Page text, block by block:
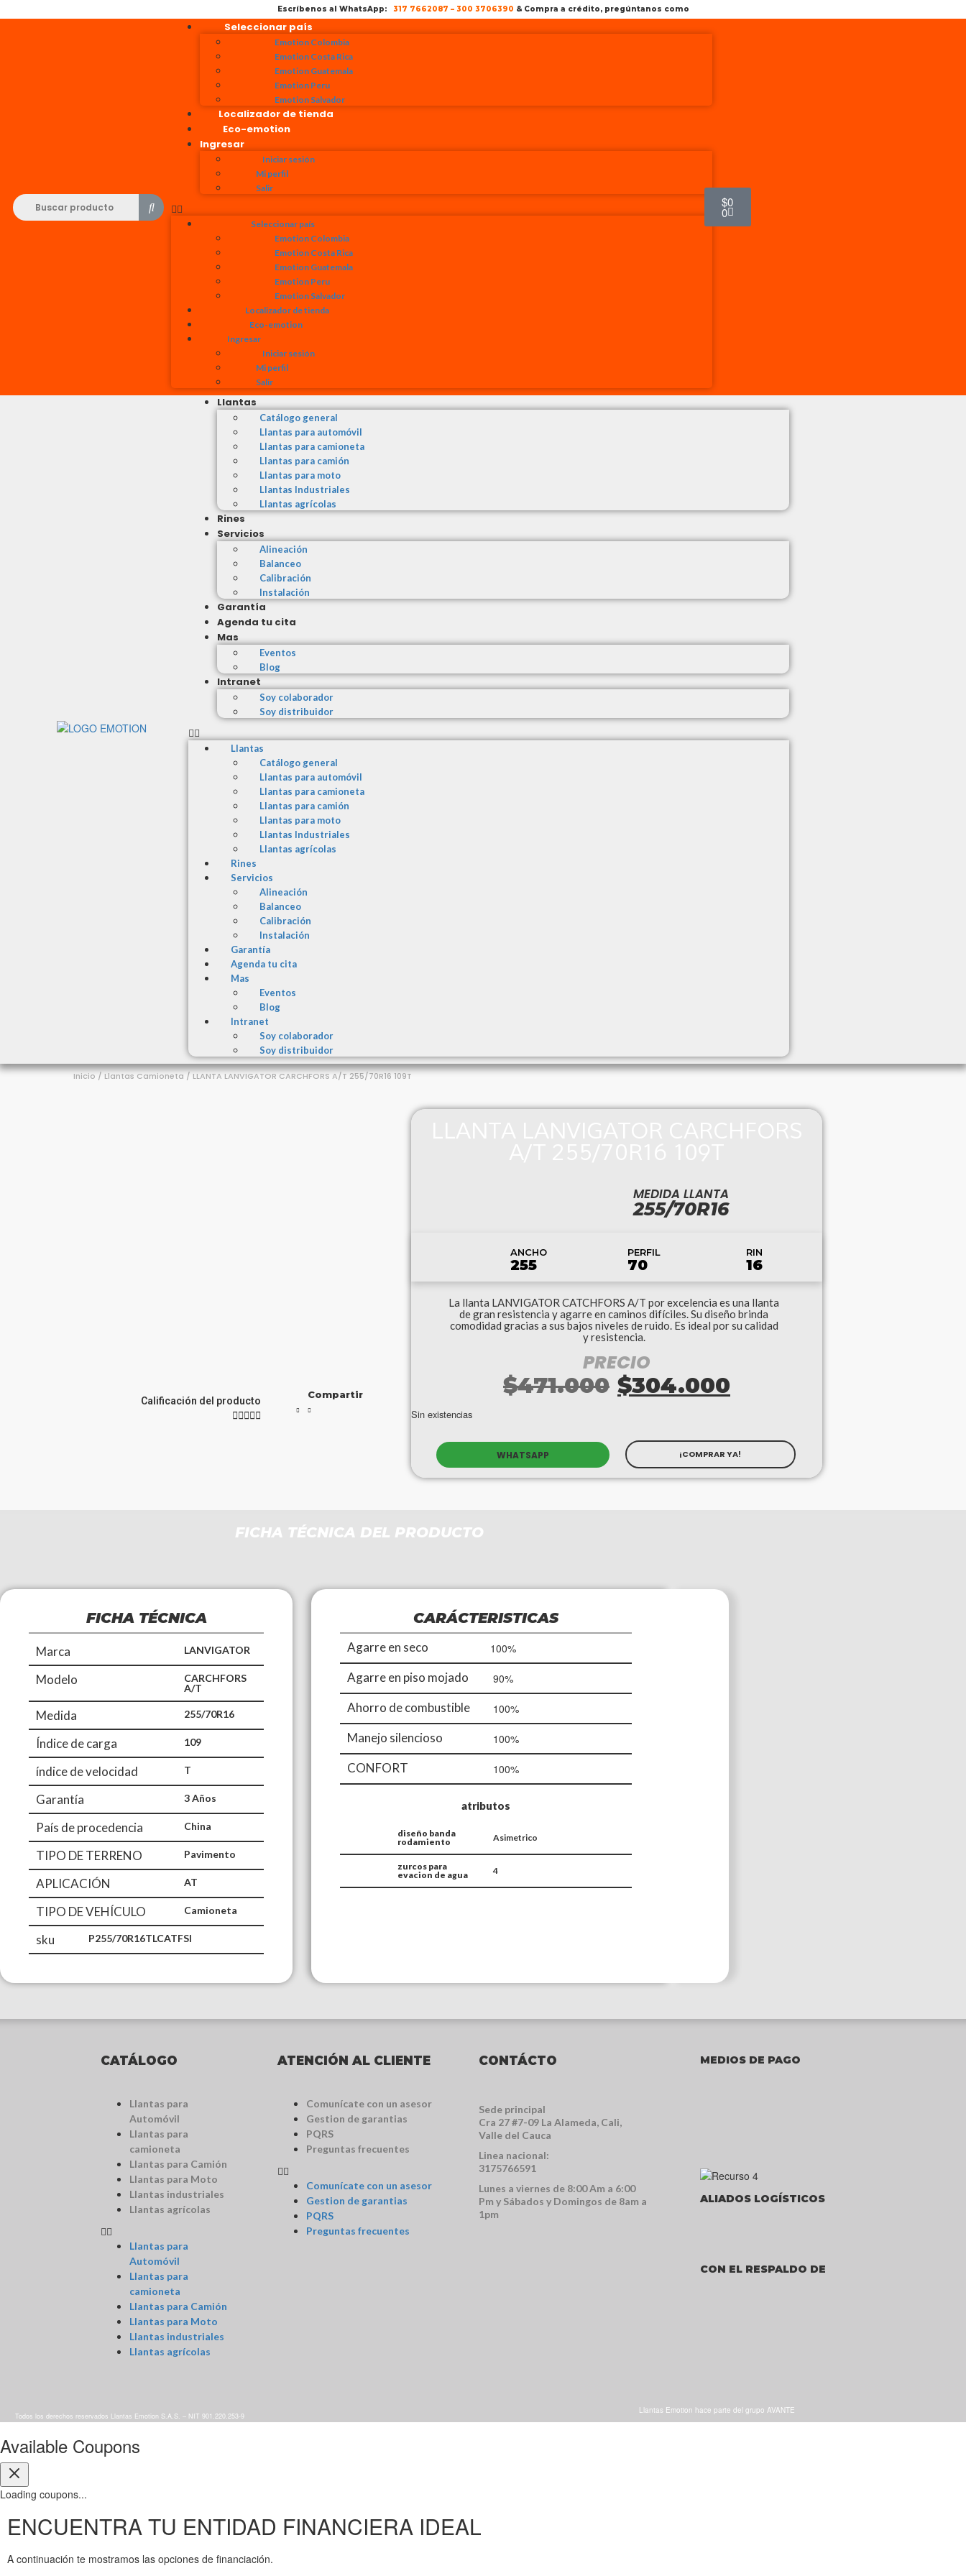
Escríbenos al WhatsApp: 317 7662087 – 300 3706390 & Compra a crédito, pregúntanos como
Seleccionar país
Emotion Colombia
Emotion Costa Rica
Emotion Guatemala
Emotion Peru
Emotion Salvador
Localizador de tienda
Eco-emotion
Ingresar
Iniciar sesión
Mi perfil
Salir
Seleccionar país
Emotion Colombia
Emotion Costa Rica
Emotion Guatemala
Emotion Peru
Emotion Salvador
Localizador de tienda
Eco-emotion
Ingresar
Iniciar sesión
Mi perfil
Salir
$0
0
Llantas
Catálogo general
Llantas para automóvil
Llantas para camioneta
Llantas para camión
Llantas para moto
Llantas Industriales
Llantas agrícolas
Rines
Servicios
Alineación
Balanceo
Calibración
Instalación
Garantía
Agenda tu cita
Mas
Eventos
Blog
Intranet
Soy colaborador
Soy distribuidor
Llantas
Catálogo general
Llantas para automóvil
Llantas para camioneta
Llantas para camión
Llantas para moto
Llantas Industriales
Llantas agrícolas
Rines
Servicios
Alineación
Balanceo
Calibración
Instalación
Garantía
Agenda tu cita
Mas
Eventos
Blog
Intranet
Soy colaborador
Soy distribuidor
Inicio / Llantas Camioneta / LLANTA LANVIGATOR CARCHFORS A/T 255/70R16 109T
Calificación del producto

Compartir
MEDIDA LLANTA
255/70R16
ANCHO
255
PERFIL
70
RIN
16
La llanta LANVIGATOR CATCHFORS A/T por excelencia es una llanta
de gran resistencia y agarre en caminos difíciles. Su diseño brinda
comodidad gracias a sus bajos niveles de ruido. Es ideal por su calidad
y resistencia.
PRECIO
$471.000 $304.000
Sin existencias
WHATSAPP ¡COMPRAR YA!
FICHA TÉCNICA DEL PRODUCTO
FICHA TÉCNICA
Marca LANVIGATOR
Modelo
CARCHFORS
A/T
Medida 255/70R16
Índice de carga 109
índice de velocidad T
Garantía 3 Años
País de procedencia China
TIPO DE TERRENO Pavimento
APLICACIÓN AT
TIPO DE VEHÍCULO Camioneta
sku P255/70R16TLCATFSI
CARÁCTERISTICAS
Agarre en seco 100%
Agarre en piso mojado 90%
Ahorro de combustible 100%
Manejo silencioso 100%
CONFORT 100%
atributos
diseño banda
rodamiento
Asimetrico
zurcos para
evacion de agua
4
CATÁLOGO
Llantas para
Automóvil
Llantas para
camioneta
Llantas para Camión
Llantas para Moto
Llantas industriales
Llantas agrícolas
Llantas para
Automóvil
Llantas para
camioneta
Llantas para Camión
Llantas para Moto
Llantas industriales
Llantas agrícolas
ATENCIÓN AL CLIENTE
Comunícate con un asesor
Gestion de garantias
PQRS
Preguntas frecuentes
Comunícate con un asesor
Gestion de garantias
PQRS
Preguntas frecuentes
CONTÁCTO
Sede principal
Cra 27 #7-09 La Alameda, Cali,
Valle del Cauca
Linea nacional:
3175766591
Lunes a viernes de 8:00 Am a 6:00
Pm y Sábados y Domingos de 8am a
1pm
MEDIOS DE PAGO
ALIADOS LOGÍSTICOS
CON EL RESPALDO DE
Todos los derechos reservados Llantas Emotion S.A.S. – NIT 901.220.253-9
Llantas Emotion hace parte del grupo AVANTE
Available Coupons
Loading coupons...
ENCUENTRA TU ENTIDAD FINANCIERA IDEAL
A continuación te mostramos las opciones de financiación.